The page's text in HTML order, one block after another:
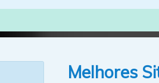
Melhores